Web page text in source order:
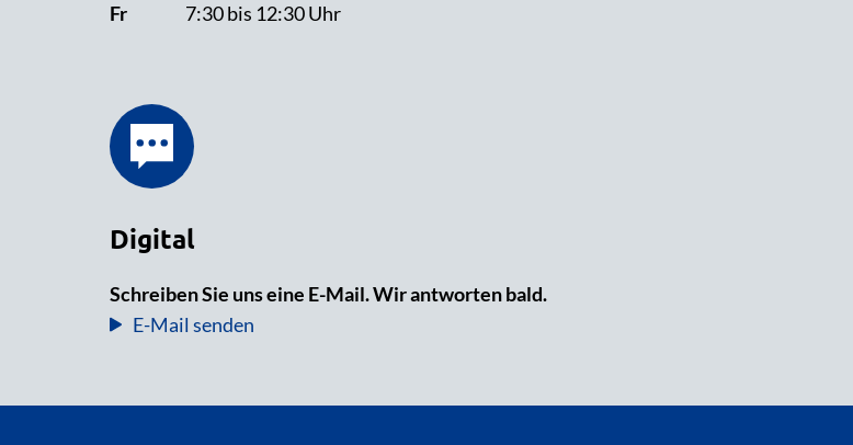
Fr
7:30 bis 12:30 Uhr
Digital
Schreiben Sie uns eine E-Mail. Wir antworten bald.
E-Mail senden